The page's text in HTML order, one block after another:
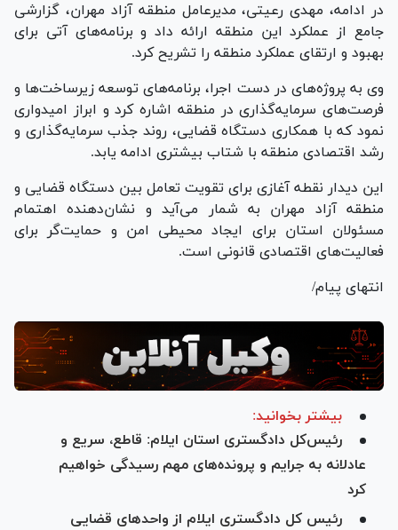
در ادامه، مهدی رعیتی، مدیرعامل منطقه آزاد مهران، گزارشی
جامع از عملکرد این منطقه ارائه داد و برنامه‌های آتی برای
بهبود و ارتقای عملکرد منطقه را تشریح کرد.
وی به پروژه‌های در دست اجرا، برنامه‌های توسعه زیرساخت‌ها و
فرصت‌های سرمایه‌گذاری در منطقه اشاره کرد و ابراز امیدواری
نمود که با همکاری دستگاه قضایی، روند جذب سرمایه‌گذاری و
رشد اقتصادی منطقه با شتاب بیشتری ادامه یابد.
این دیدار نقطه آغازی برای تقویت تعامل بین دستگاه قضایی و
منطقه آزاد مهران به شمار می‌آید و نشان‌دهنده اهتمام
مسئولان استان برای ایجاد محیطی امن و حمایت‌گر برای
فعالیت‌های اقتصادی قانونی است.
انتهای پیام/
بیشتر بخوانید:
رئیس‌کل دادگستری استان ایلام: قاطع، سریع و
عادلانه به جرایم و پرونده‌های مهم رسیدگی خواهیم
کرد
رئیس کل دادگستری ایلام از واحد‌های قضایی